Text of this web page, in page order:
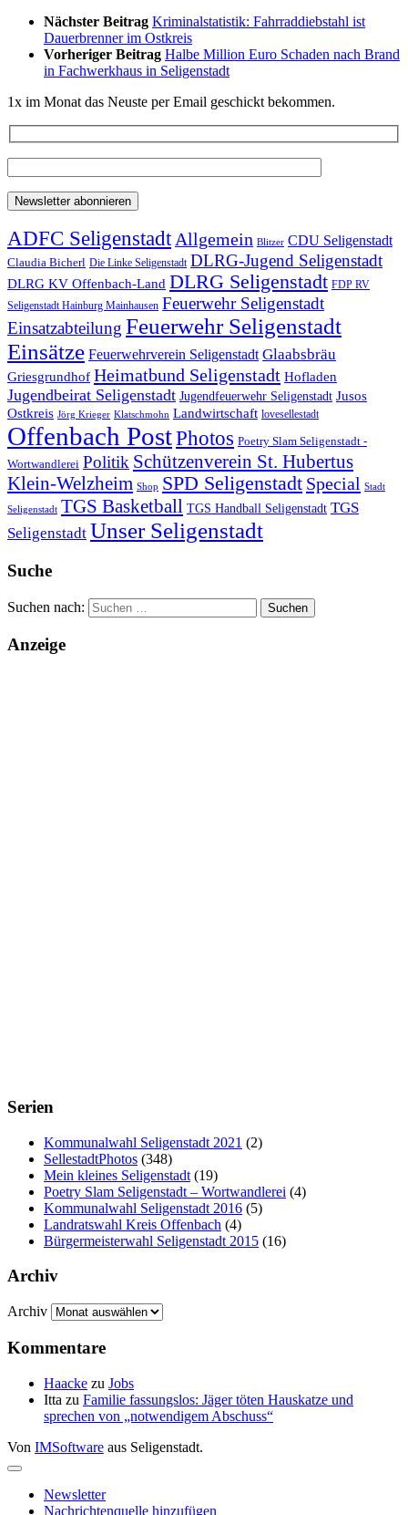
Nächster Beitrag Kriminalstatistik: Fahrraddiebstahl ist
Dauerbrenner im Ostkreis
Vorheriger Beitrag Halbe Million Euro Schaden nach Brand
in Fachwerkhaus in Seligenstadt
1x im Monat das Neuste per Email geschickt bekommen.
ADFC SeligenstadtAllgemein Blitzer CDU Seligenstadt
Claudia Bicherl Die Linke Seligenstadt DLRG-Jugend Seligenstadt
DLRG KV Offenbach-Land DLRG Seligenstadt FDP RV
Seligenstadt Hainburg Mainhausen Feuerwehr Seligenstadt
Einsatzabteilung Feuerwehr Seligenstadt
Einsätze Feuerwehrverein Seligenstadt Glaabsbräu
Griesgrundhof Heimatbund Seligenstadt Hofladen
Jugendbeirat Seligenstadt Jugendfeuerwehr Seligenstadt Jusos
Ostkreis Jörg Krieger Klatschmohn Landwirtschaft lovesellestadt
Offenbach PostPhotos Poetry Slam Seligenstadt -
Wortwandlerei Politik Schützenverein St. Hubertus
Klein-Welzheim Shop SPD Seligenstadt Special Stadt
Seligenstadt TGS Basketball TGS Handball Seligenstadt TGS
Seligenstadt Unser Seligenstadt
Suche
Suchen nach:
Anzeige
Serien
Kommunalwahl Seligenstadt 2021 (2)
SellestadtPhotos (348)
Mein kleines Seligenstadt (19)
Poetry Slam Seligenstadt – Wortwandlerei (4)
Kommunalwahl Seligenstadt 2016 (5)
Landratswahl Kreis Offenbach (4)
Bürgermeisterwahl Seligenstadt 2015 (16)
Archiv
Archiv
Kommentare
Haacke zu Jobs
Itta zu Familie fassungslos: Jäger töten Hauskatze und
sprechen von „notwendigem Abschuss“
Von IMSoftware aus Seligenstadt.
Newsletter
Nachrichtenquelle hinzufügen